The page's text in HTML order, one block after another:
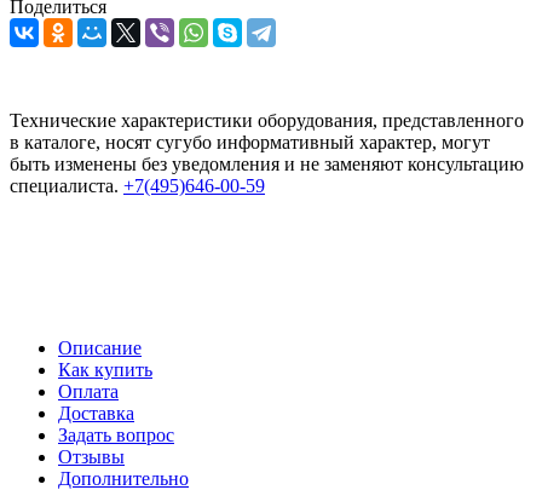
Поделиться
Технические характеристики оборудования, представленного
в каталоге, носят сугубо информативный характер, могут
быть изменены без уведомления и не заменяют консультацию
специалиста. +7(495)646-00-59
Описание
Как купить
Оплата
Доставка
Задать вопрос
Отзывы
Дополнительно